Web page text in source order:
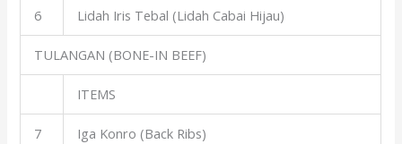
6 Lidah Iris Tebal (Lidah Cabai Hijau)
TULANGAN (BONE-IN BEEF)
ITEMS
7 Iga Konro (Back Ribs)